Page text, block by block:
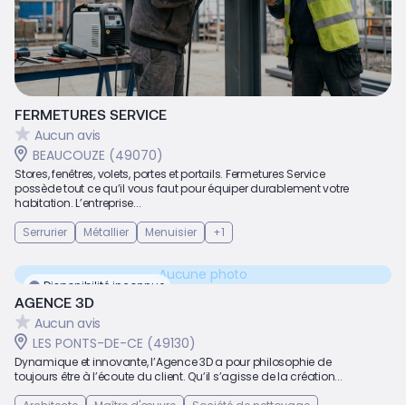
FERMETURES SERVICE
Aucun avis
BEAUCOUZE (49070)
Stores, fenêtres, volets, portes et portails. Fermetures Service
possède tout ce qu’il vous faut pour équiper durablement votre
habitation. L’entreprise...
Serrurier
Métallier Menuisier +1
Disponibilité inconnue
Aucune photo
AGENCE 3D
Aucun avis
LES PONTS-DE-CE (49130)
Dynamique et innovante, l’Agence 3D a pour philosophie de
toujours être à l’écoute du client. Qu’il s’agisse de la création...